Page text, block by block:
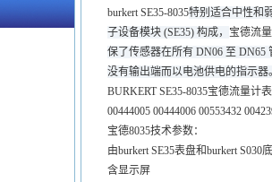
burkert SE35-8035特别适合中性和
子设备模块 (SE35) 构成， 宝德流
保了传感器在所有 DN06 至 DN65
没有输出端而以电池供电的指示器
BURKERT SE35-8035宝德流量计
00444005 00444006 00553432
宝德8035技术参数：
由burkert SE35表盘和burkert S030
含显示屏